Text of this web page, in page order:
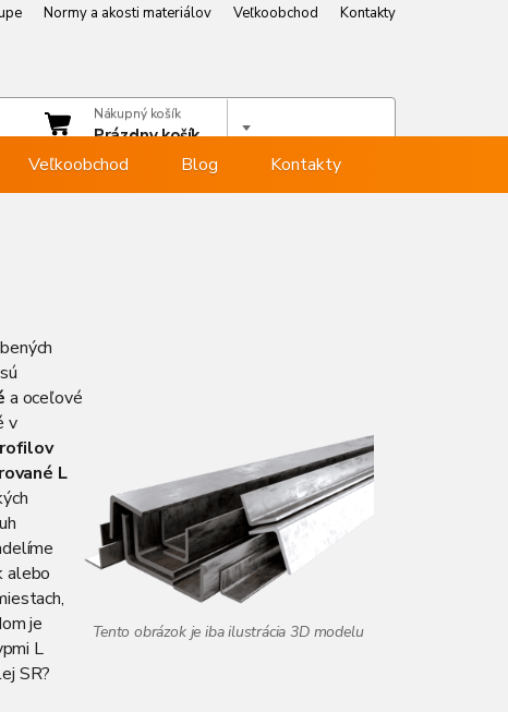
Normy a akosti materiálov Veľkoobchod
Kontakty
sa
Nákupný košík
Prázdny košík
Veľkoobchod Blog Kontakty
a oceľové
v
L
alebo
je
L
SR?